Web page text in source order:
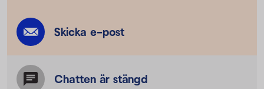
Skicka e-post
Chatten är stängd